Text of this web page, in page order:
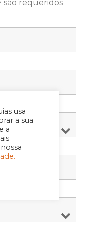
usa
a sua
a
são requeridos